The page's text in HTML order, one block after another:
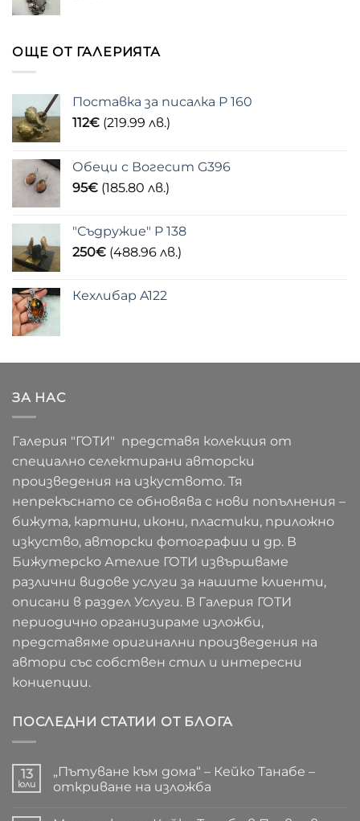
ОЩЕ ОТ ГАЛЕРИЯТА
Поставка за писалка P 160
112€ (219.99 лв.)
Обеци с Вогесит G396
95€ (185.80 лв.)
"Съдружие" P 138
250€ (488.96 лв.)
Кехлибар A122
ЗА НАС
Галерия "ГОТИ" представя колекция от
специално селектирани авторски
произведения на изкуството. Тя
непрекъснато се обновява с нови попълнения –
бижута, картини, икони, пластики, приложно
изкуство, авторски фотографии и др. В
Бижутерско Ателие ГОТИ извършваме
различни видове услуги за нашите клиенти,
описани в раздел Услуги. В Галерия ГОТИ
периодично организираме изложби,
представяме оригинални произведения на
автори със собствен стил и интересни
концепции.
ПОСЛЕДНИ СТАТИИ ОТ БЛОГА
13
юли
„Пътуване към дома“ – Кейко Танабе –
откриване на изложба